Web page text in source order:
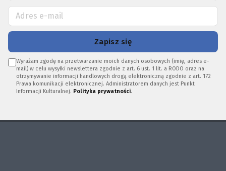
Zapisz się
Wyrażam zgodę na przetwarzanie moich danych osobowych (imię, adres e-
mail) w celu wysyłki newslettera zgodnie z art. 6 ust. 1 lit. a RODO oraz na
otrzymywanie informacji handlowych drogą elektroniczną zgodnie z art. 172
Prawa komunikacji elektronicznej. Administratorem danych jest Punkt
Informacji Kulturalnej. Polityka prywatności.